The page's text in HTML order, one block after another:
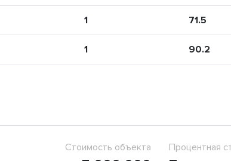
1 71.5
1 90.2
Стоимость объекта Процентная